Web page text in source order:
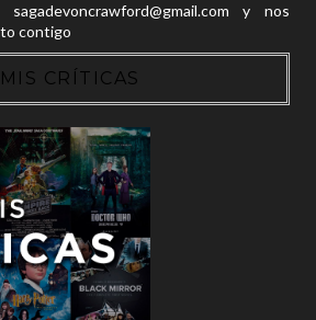
y nos
contigo
MIS CRÍTICAS